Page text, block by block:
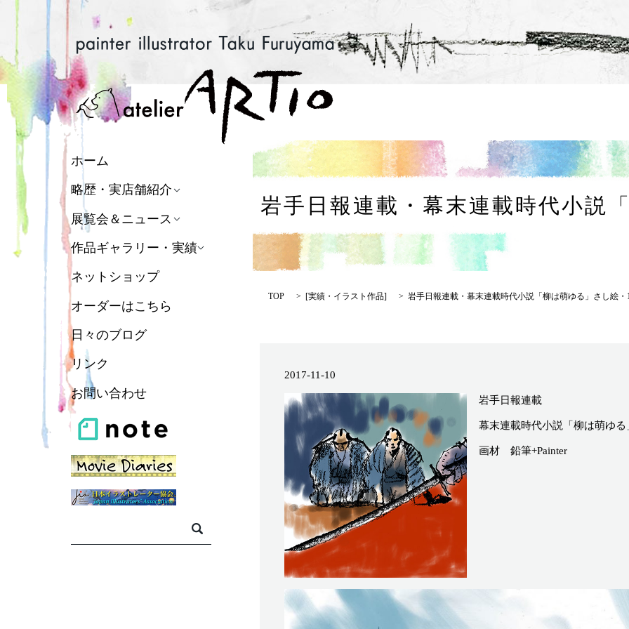
ホーム
略歴・実店舗紹介
展覧会＆ニュース
作品ギャラリー・実績
ネットショップ
オーダーはこちら
日々のブログ
リンク
お問い合わせ
岩手日報連載・幕末連載時代小説
TOP [実績・イラスト作品] 岩手日報連載・幕末連載時代小説「柳は萌ゆる」さし絵・
2017-11-10
岩手日報連載
幕末連載時代小説「柳は萌ゆる
画材 鉛筆+Painter